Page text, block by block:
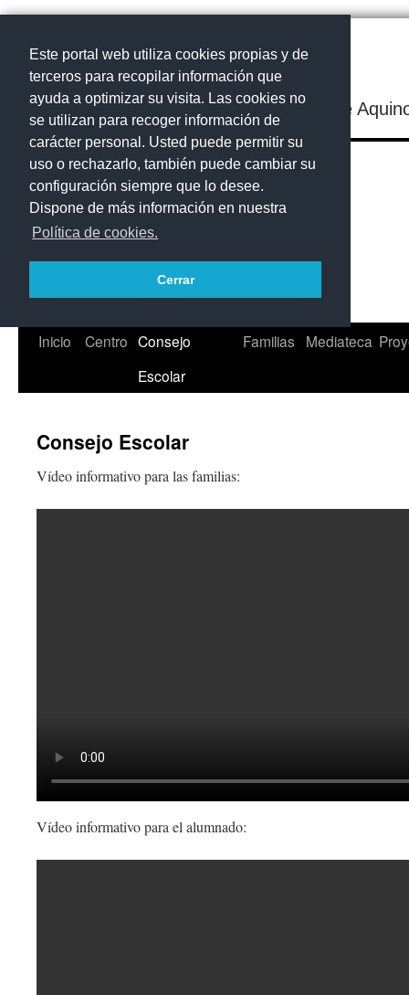
Este portal web utiliza cookies propias y de
terceros para recopilar información que
ayuda a optimizar su visita. Las cookies no
se utilizan para recoger información de
carácter personal. Usted puede permitir su
uso o rechazarlo, también puede cambiar su
configuración siempre que lo desee.
Dispone de más información en nuestra
Política de cookies.
Cerrar
IES Santo Tomás de
Saltar
Inicio Centro Consejo
Escolar
Familias Mediateca
Consejo Escolar
Vídeo informativo para las familias:
Vídeo informativo para el alumnado: